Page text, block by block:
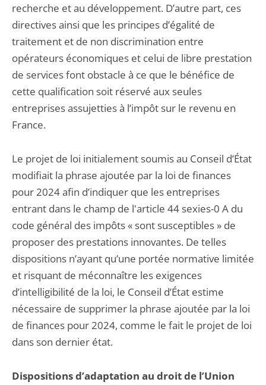
recherche et au développement. D’autre part, ces
directives ainsi que les principes d’égalité de
traitement et de non discrimination entre
opérateurs économiques et celui de libre prestation
de services font obstacle à ce que le bénéfice de
cette qualification soit réservé aux seules
entreprises assujetties à l’impôt sur le revenu en
France.
Le projet de loi initialement soumis au Conseil d’État
modifiait la phrase ajoutée par la loi de finances
pour 2024 afin d’indiquer que les entreprises
entrant dans le champ de l'article 44 sexies-0 A du
code général des impôts « sont susceptibles » de
proposer des prestations innovantes. De telles
dispositions n’ayant qu’une portée normative limitée
et risquant de méconnaître les exigences
d’intelligibilité de la loi, le Conseil d’État estime
nécessaire de supprimer la phrase ajoutée par la loi
de finances pour 2024, comme le fait le projet de loi
dans son dernier état.
Dispositions d’adaptation au droit de l’Union